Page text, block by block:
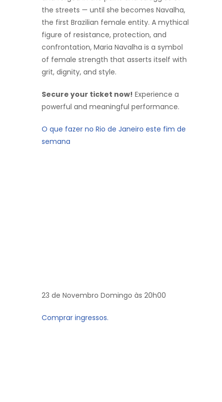
the streets — until she becomes Navalha,
the first Brazilian female entity. A mythical
figure of resistance, protection, and
confrontation, Maria Navalha is a symbol
of female strength that asserts itself with
grit, dignity, and style.
Secure your ticket now! Experience a
powerful and meaningful performance.
O que fazer no Rio de Janeiro este fim de
semana
23 de Novembro Domingo às 20h00
Comprar ingressos.